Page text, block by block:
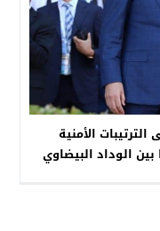
الأمنية
الوداد البيضاوي